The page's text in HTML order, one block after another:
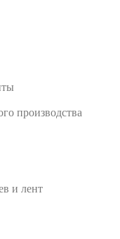
производства
и лент